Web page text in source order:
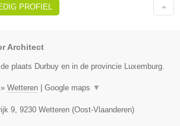
PROFIEL
Architect
plaats Durbuy en in de provincie Luxemburg.
» Wetteren Google maps ▼
9 9230 Wetteren (Oost-Vlaanderen)